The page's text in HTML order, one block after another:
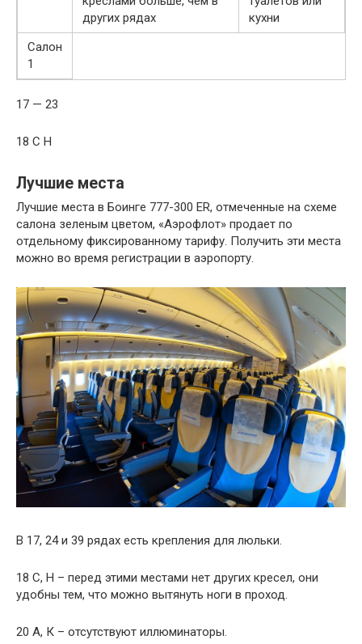
других рядах
кухни
Салон
1
17 — 23
18 C H
Лучшие места
Лучшие места в Боинге 777-300 ER, отмеченные на схеме
салона зеленым цветом, «Аэрофлот» продает по
отдельному фиксированному тарифу. Получить эти места
можно во время регистрации в аэропорту.
В 17, 24 и 39 рядах есть крепления для люльки.
18 C, H – перед этими местами нет других кресел, они
удобны тем, что можно вытянуть ноги в проход.
20 А, К – отсутствуют иллюминаторы.